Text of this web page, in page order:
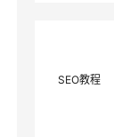
SEO教程